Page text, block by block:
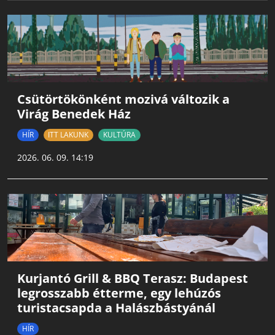
Csütörtökönként mozivá változik a
Virág Benedek Ház
HÍR ITT LAKUNK KULTÚRA
2026. 06. 09. 14:19
Kurjantó Grill & BBQ Terasz: Budapest
legrosszabb étterme, egy lehúzós
turistacsapda a Halászbástyánál
HÍR